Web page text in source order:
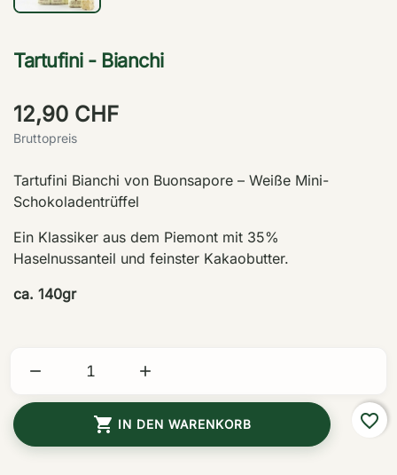
Tartufini - Bianchi
12,90 CHF
Bruttopreis
Tartufini Bianchi von Buonsapore – Weiße Mini-
Schokoladentrüffel
Ein Klassiker aus dem Piemont mit 35%
Haselnussanteil und feinster Kakaobutter.
ca. 140gr
 
 IN DEN WARENKORB favorite_border